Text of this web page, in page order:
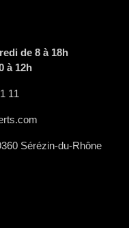
de 8 à 18h
à 12h
11
Sérézin-du-Rhône